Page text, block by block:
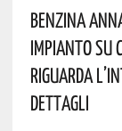
Benzina
Impianto Su
Riguarda
Dettagli